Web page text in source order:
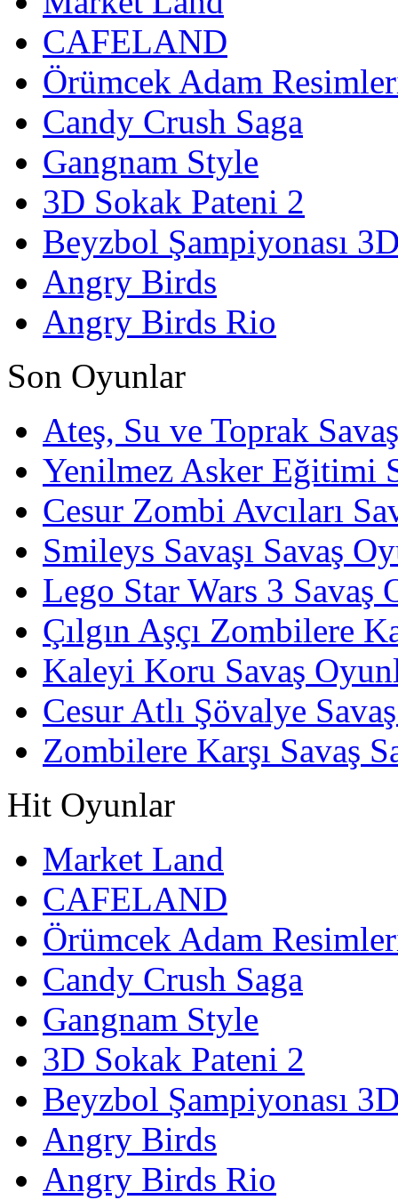
CAFELAND
Örümcek Adam
Candy Crush Saga
Gangnam Style
3D Sokak Pateni 2
Beyzbol Şampiyonası
Angry Birds
Angry Birds Rio
Son Oyunlar
Ateş, Su ve Toprak
Yenilmez Asker Eğitimi
Cesur Zombi Avcıları
Smileys Savaşı Savaş
Lego Star Wars 3 Savaş
Çılgın Aşçı Zombilere
Kaleyi Koru Savaş
Cesur Atlı Şövalye
Zombilere Karşı Savaş
Hit Oyunlar
Market Land
CAFELAND
Örümcek Adam
Candy Crush Saga
Gangnam Style
3D Sokak Pateni 2
Beyzbol Şampiyonası
Angry Birds
Angry Birds Rio